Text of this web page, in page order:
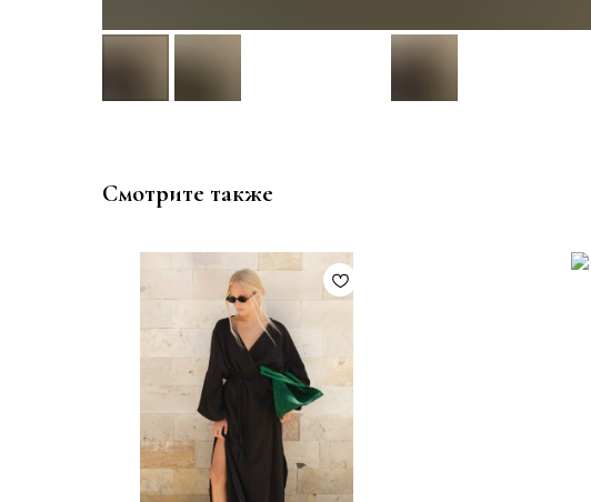
Смотрите также